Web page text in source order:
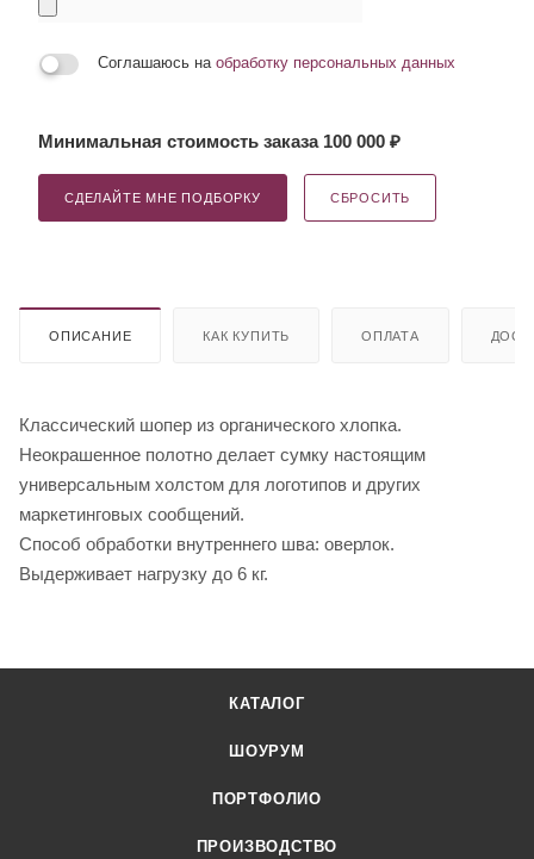
Соглашаюсь на обработку персональных данных
Минимальная стоимость заказа 100 000 ₽
СДЕЛАЙТЕ МНЕ ПОДБОРКУ СБРОСИТЬ
ОПИСАНИЕ КАК КУПИТЬ ОПЛАТА
Классический шопер из органического хлопка.
Неокрашенное полотно делает сумку настоящим
универсальным холстом для логотипов и других
маркетинговых сообщений.
Способ обработки внутреннего шва: оверлок.
Выдерживает нагрузку до 6 кг.
КАТАЛОГ
ШОУРУМ
ПОРТФОЛИО
ПРОИЗВОДСТВО